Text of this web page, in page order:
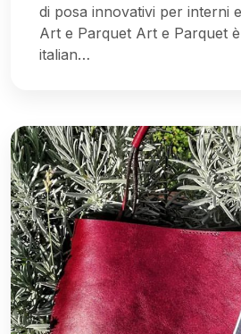
di posa innovativi per interni
Art e Parquet Art e Parquet
italian…